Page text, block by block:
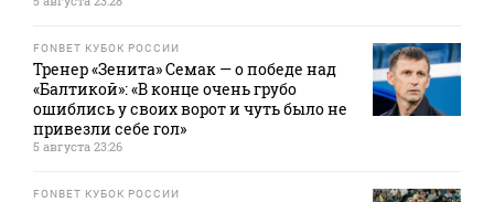
FONBET КУБОК РОССИИ
Тренер «Зенита» Семак — о победе над
«Балтикой»: «В конце очень грубо
ошиблись у своих ворот и чуть было не
привезли себе гол»
5 августа 23:26
FONBET КУБОК РОССИИ